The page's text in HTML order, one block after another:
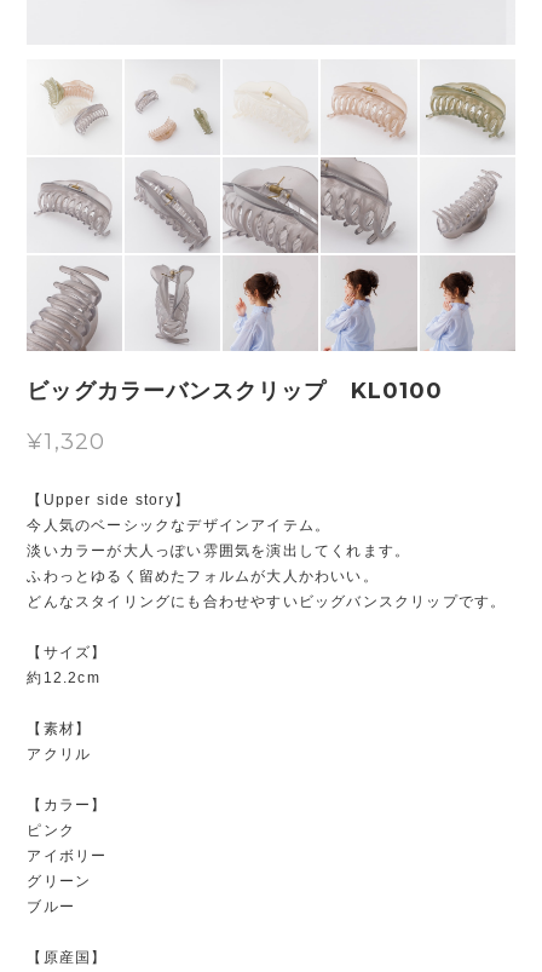
ビッグカラーバンスクリップ KL0100
¥1,320
【Upper side story】
今人気のベーシックなデザインアイテム。
淡いカラーが大人っぽい雰囲気を演出してくれます。
ふわっとゆるく留めたフォルムが大人かわいい。
どんなスタイリングにも合わせやすいビッグバンスクリップです。
【サイズ】
約12.2cm
【素材】
アクリル
【カラー】
ピンク
アイボリー
グリーン
ブルー
【原産国】